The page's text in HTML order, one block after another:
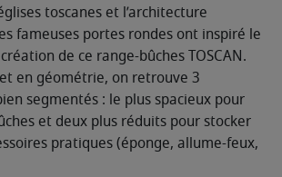
toscanes et l’architecture
fameuses portes rondes ont inspiré le
de ce range-bûches TOSCAN.
en géométrie, on retrouve 3
segmentés : le plus spacieux pour
et deux plus réduits pour stocker
pratiques (éponge, allume-feux,